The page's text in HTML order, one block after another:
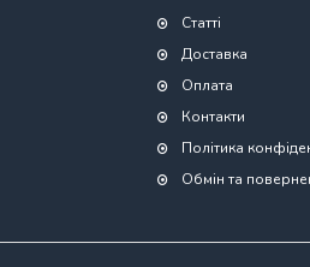
Статті
Доставка
Оплата
Контакти
Політика
Обмін та